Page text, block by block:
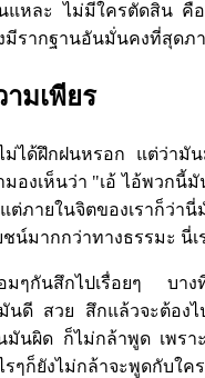
แหละ ไม่มีใครตัดสิน คื
มีรากฐานอันมั่นคงที่สุด
มเพียร
ม่ได้ฝึกฝนหรอก แต่ว่ามั
องเห็นว่า "เอ้ ไอ้พวกนี้
แต่ภายในจิตของเราก็ว่
น์มากกว่าทางธรรมะ นี่เ
มๆกันสึกไปเรื่อยๆ บาง
มันดี สวย สึกแล้วจะต้อง
มันผิด ก็ไม่กล้าพูด เพรา
ๆก็ยังไม่กล้าจะพูดกับใค